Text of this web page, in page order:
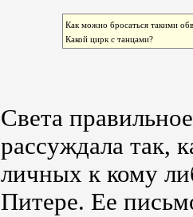
Как можно бросаться такими
Какой цирк с танцами?
Света
рассуждала так,
личных к кому
Питере. Ее